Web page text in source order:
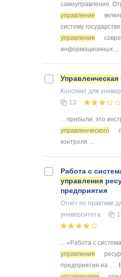
самоуправление.
управление
систему
управления
информационных ...
Управленческая
Конспект для
13
... прибыли, это
управленческого
контроля ...
Работа с
управления
предприятия
Отчёт по практике
университета
... «Работа с
управления
предприятия на ... .